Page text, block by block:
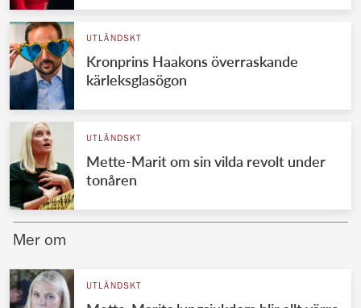
Jordanska kungahuset
Luxemburgska storhertighuset
Japanska kejsarhuset
Thailändska kungahuset
Marockanska kungahuset
UTLÄNDSKT
Kronprins Haakons överraskande
kärleksglasögon
UTLÄNDSKT
Mette-Marit om sin vilda revolt under
tonåren
Mer om
UTLÄNDSKT